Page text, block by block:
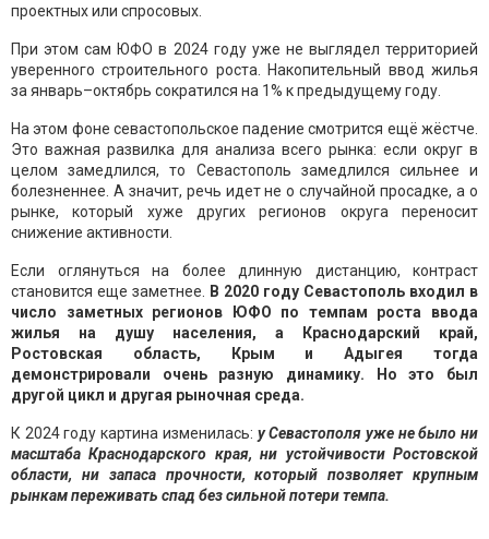
проектных или спросовых.
При этом сам ЮФО в 2024 году уже не выглядел территорией
уверенного строительного роста. Накопительный ввод жилья
за январь–октябрь сократился на 1% к предыдущему году.
На этом фоне севастопольское падение смотрится ещё жёстче.
Это важная развилка для анализа всего рынка: если округ в
целом замедлился, то Севастополь замедлился сильнее и
болезненнее. А значит, речь идет не о случайной просадке, а о
рынке, который хуже других регионов округа переносит
снижение активности.
Если оглянуться на более длинную дистанцию, контраст
становится еще заметнее.
В 2020 году Севастополь входил в
число заметных регионов ЮФО по темпам роста ввода
жилья на душу населения, а Краснодарский край,
Ростовская область, Крым и Адыгея тогда
демонстрировали очень разную динамику. Но это был
другой цикл и другая рыночная среда.
К 2024 году картина изменилась: у Севастополя уже не было ни
масштаба Краснодарского края, ни устойчивости Ростовской
области, ни запаса прочности, который позволяет крупным
рынкам переживать спад без сильной потери темпа.